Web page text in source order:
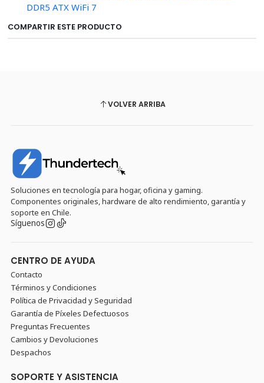
DDR5 ATX WiFi 7
COMPARTIR ESTE PRODUCTO
VOLVER ARRIBA
Soluciones en tecnología para hogar, oficina y gaming.
Componentes originales, hardware de alto rendimiento, garantía y
soporte en Chile.
Síguenos
CENTRO DE AYUDA
Contacto
Términos y Condiciones
Política de Privacidad y Seguridad
Garantía de Píxeles Defectuosos
Preguntas Frecuentes
Cambios y Devoluciones
Despachos
SOPORTE Y ASISTENCIA